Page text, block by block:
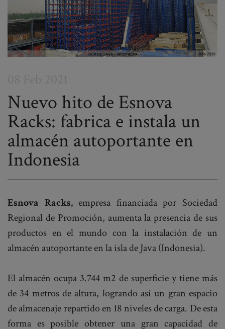
Nuevo hito de Esnova
Racks: fabrica e instala un
almacén autoportante en
Indonesia
Esnova Racks,empresa financiada por Sociedad
Regional de Promoción, aumenta la presencia de sus
productos en el mundo con la instalación de un
almacén autoportante en la isla de Java (Indonesia).
El almacén ocupa 3.744 m2 de superficie y tiene más
de 34 metros de altura, logrando así un gran espacio
de almacenaje repartido en 18 niveles de carga. De esta
forma es posible obtener una gran capacidad de
Post
navigation